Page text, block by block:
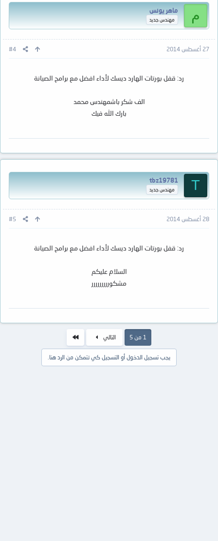
م ماهر يونس
مهندس جديد
27 أغسطس 2014 #4
رد: قفل بورتات الهارد ديسك لأداء افضل مع برامج الصيانة
الف شكر باشمهندس محمد
بارك الله فيك
T
tbz19781
مهندس جديد
28 أغسطس 2014 #5
رد: قفل بورتات الهارد ديسك لأداء افضل مع برامج الصيانة
السلام عليكم
مشكوررررررررر
1 من 5 التالي
يجب تسجيل الدخول أو التسجيل كي تتمكن من الرد هنا.